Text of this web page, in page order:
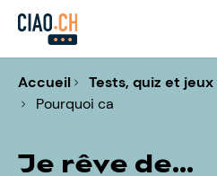
Accueil Tests, quiz et jeux
Pourquoi ca
Je rêve de...